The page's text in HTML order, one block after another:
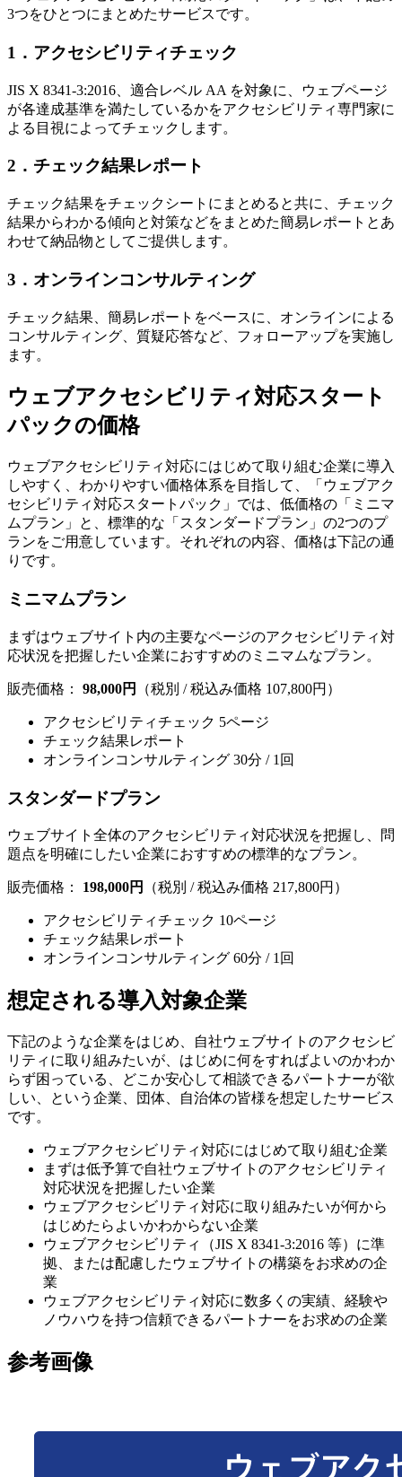
3つをひとつにまとめたサービスです。
1．アクセシビリティチェック
JIS X 8341-3:2016、適合レベル AA を対象に、ウェブページ
が各達成基準を満たしているかをアクセシビリティ専門家に
よる目視によってチェックします。
2．チェック結果レポート
チェック結果をチェックシートにまとめると共に、チェック
結果からわかる傾向と対策などをまとめた簡易レポートとあ
わせて納品物としてご提供します。
3．オンラインコンサルティング
チェック結果、簡易レポートをベースに、オンラインによる
コンサルティング、質疑応答など、フォローアップを実施し
ます。
ウェブアクセシビリティ対応スタート
パックの価格
ウェブアクセシビリティ対応にはじめて取り組む企業に導入
しやすく、わかりやすい価格体系を目指して、「ウェブアク
セシビリティ対応スタートパック」では、低価格の「ミニマ
ムプラン」と、標準的な「スタンダードプラン」の2つのプ
ランをご用意しています。それぞれの内容、価格は下記の通
りです。
ミニマムプラン
まずはウェブサイト内の主要なページのアクセシビリティ対
応状況を把握したい企業におすすめのミニマムなプラン。
販売価格： 98,000円 （税別 / 税込み価格 107,800円）
アクセシビリティチェック 5ページ
チェック結果レポート
オンラインコンサルティング 30分 / 1回
スタンダードプラン
ウェブサイト全体のアクセシビリティ対応状況を把握し、問
題点を明確にしたい企業におすすめの標準的なプラン。
販売価格： 198,000円 （税別 / 税込み価格 217,800円）
アクセシビリティチェック 10ページ
チェック結果レポート
オンラインコンサルティング 60分 / 1回
想定される導入対象企業
下記のような企業をはじめ、自社ウェブサイトのアクセシビ
リティに取り組みたいが、はじめに何をすればよいのかわか
らず困っている、どこか安心して相談できるパートナーが欲
しい、という企業、団体、自治体の皆様を想定したサービス
です。
ウェブアクセシビリティ対応にはじめて取り組む企業
まずは低予算で自社ウェブサイトのアクセシビリティ
対応状況を把握したい企業
ウェブアクセシビリティ対応に取り組みたいが何から
はじめたらよいかわからない企業
ウェブアクセシビリティ（JIS X 8341-3:2016 等）に準
拠、または配慮したウェブサイトの構築をお求めの企
業
ウェブアクセシビリティ対応に数多くの実績、経験や
ノウハウを持つ信頼できるパートナーをお求めの企業
参考画像